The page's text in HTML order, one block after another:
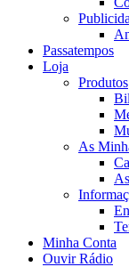
Passatempos
Loja
Produtos
As
Minha Conta
Ouvir Rádio